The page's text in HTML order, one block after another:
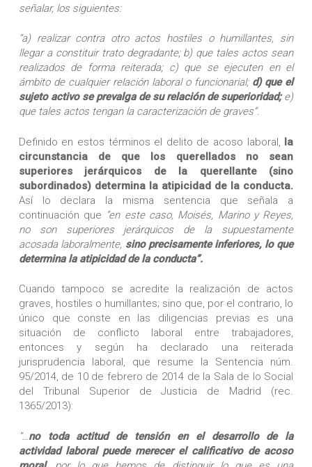
señalar, los siguientes:
“a) realizar contra otro actos hostiles o humillantes, sin
llegar a constituir trato degradante; b) que tales actos sean
realizados de forma reiterada; c) que se ejecuten en el
ámbito de cualquier relación laboral o funcionarial; d) que el
sujeto activo se prevalga de su relación de superioridad;e)
que tales actos tengan la caracterización de graves”.
Definido en estos términos el delito de acoso laboral, la
circunstancia de que los querellados no sean
superiores jerárquicos de la querellante (sino
subordinados) determina la atipicidad de la conducta.
Así lo declara la misma sentencia que señala a
continuación que “en este caso, Moisés, Marino y Reyes,
no son superiores jerárquicos de la supuestamente
acosada laboralmente, sino precisamente inferiores, lo que
determina la atipicidad de la conducta”.
Cuando tampoco se acredite la realización de actos
graves, hostiles o humillantes; sino que, por el contrario, lo
único que conste en las diligencias previas es una
situación de conflicto laboral entre trabajadores,
entonces y según ha declarado una reiterada
jurisprudencia laboral, que resume la Sentencia núm.
95/2014, de 10 de febrero de 2014 de la Sala de lo Social
del Tribunal Superior de Justicia de Madrid (rec.
1365/2013):
“… no toda actitud de tensión en el desarrollo de la
actividad laboral puede merecer el calificativo de acoso